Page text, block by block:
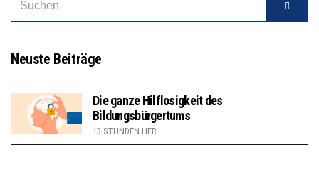
Neuste Beiträge
Die ganze Hilflosigkeit des
Bildungsbürgertums
13 STUNDEN HER